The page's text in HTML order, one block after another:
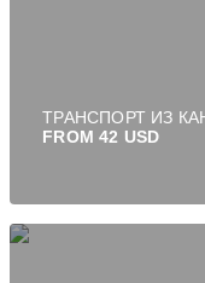
ТРАНСПОРТ ИЗ
FROM 42 USD